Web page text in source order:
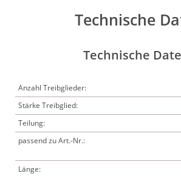
Technische
Technische
Anzahl Treibglieder:
Stärke Treibglied:
Teilung:
passend zu Art.-Nr.:
Länge: